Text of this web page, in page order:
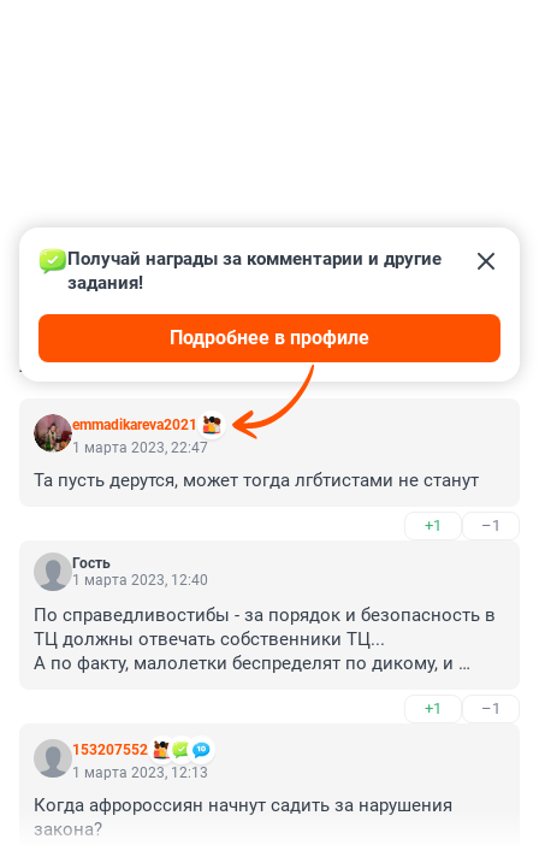
КОММЕНТАРИИ 46
emmadikareva2021
Получай награды за комментарии и другие
задания!
Подробнее в профиле
1 марта 2023, 22:47
Та пусть дерутся, может тогда лгбтистами не станут
+1 –1
Гость
1 марта 2023, 12:40
По справедливостибы - за порядок и безопасность в
ТЦ должны отвечать собственники ТЦ...
А по факту, малолетки беспределят по дикому, и
полиция не связывается, т.к. ненужного гемора вагон,
простые сознательные граждане не связываются, т.к.
статью можно на раз схлопотать.
Вот и творять "дитятки", что в пустоту взбредёт...
А через пяток лет, им по 18-20 годиков, и они с
зарегистрированными травматами, АбУЕваемые
+1 –1
153207552
1 марта 2023, 12:13
Когда афророссиян начнут садить за нарушения
закона?